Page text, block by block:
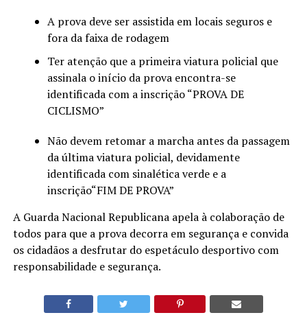
A prova deve ser assistida em locais seguros e
fora da faixa de rodagem
Ter atenção que a primeira viatura policial que
assinala o início da prova encontra-se
identificada com a inscrição “PROVA DE
CICLISMO”
Não devem retomar a marcha antes da passagem
da última viatura policial, devidamente
identificada com sinalética verde e a
inscrição“FIM DE PROVA”
A Guarda Nacional Republicana apela à colaboração de
todos para que a prova decorra em segurança e convida
os cidadãos a desfrutar do espetáculo desportivo com
responsabilidade e segurança.